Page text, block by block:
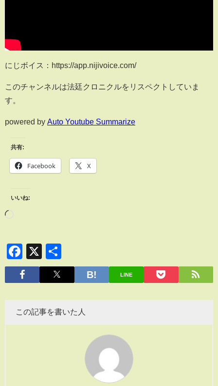
にじボイス：https://app.nijivoice.com/
このチャンネルは法廷クロニクルをリスペクトしていま
す。
powered by Auto Youtube Summarize
共有:
Facebook X
いいね:
Facebook
X
有
LINE
この記事を書いた人